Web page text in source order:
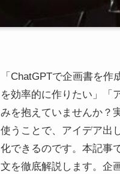
「ChatGPTで企画書を
を効率的に作りたい」「
みを抱えていませんか？
使うことで、アイデア出
化できるのです。本記事
文を徹底解説します。企